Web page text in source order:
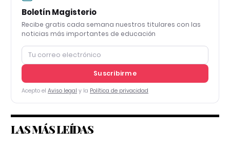
Boletín Magisterio
Recibe gratis cada semana nuestros titulares con las
noticias más importantes de educación
Suscribirme
Acepto el Aviso legal y la Política de privacidad
LAS MÁS LEÍDAS